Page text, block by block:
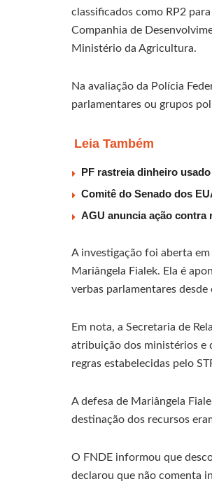
classificados como RP2
Companhia de
Ministério da Agricultura.
Na avaliação da Polícia
parlamentares ou grupos
Leia Também
PF rastreia dinheiro
Comitê do Senado dos
AGU anuncia ação contra
A investigação foi aberta
Mariângela Fialek. Ela é
verbas parlamentares
Em nota, a Secretaria de
atribuição dos ministérios e
regras estabelecidas pelo
A defesa de Mariângela
destinação dos recursos
O FNDE informou que
declarou que não comenta